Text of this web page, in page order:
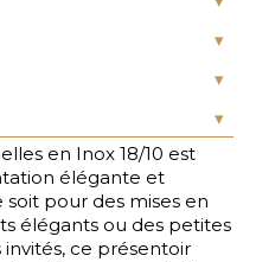
en Inox 18/10 est
élégante et
pour des mises en
élégants ou des petites
ce présentoir